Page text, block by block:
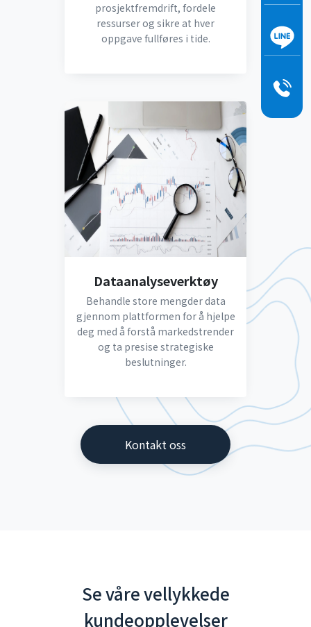
prosjektfremdrift, fordele
ressurser og sikre at hver
oppgave fullføres i tide.
Dataanalyseverktøy
Behandle store mengder data
gjennom plattformen for å hjelpe
deg med å forstå markedstrender
og ta presise strategiske
beslutninger.
Kontakt oss
Se våre vellykkede
kundeopplevelser